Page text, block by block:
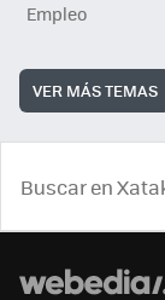
Empleo
VER MÁS TEMAS